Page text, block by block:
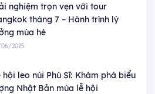
nghiệm trọn vẹn với tour
tháng 7 – Hành trình lý
mùa hè
2025
hội leo núi Phú Sĩ: Khám phá biểu
Nhật Bản mùa lễ hội